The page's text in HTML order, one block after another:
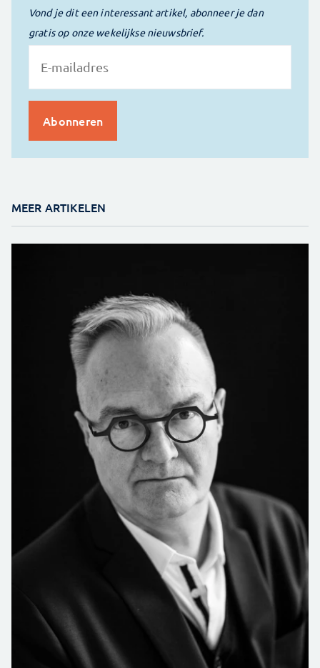
Vond je dit een interessant artikel, abonneer je dan
gratis op onze wekelijkse nieuwsbrief.
MEER ARTIKELEN